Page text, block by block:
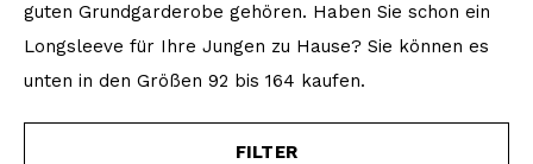
guten Grundgarderobe gehören. Haben Sie schon ein
Longsleeve für Ihre Jungen zu Hause? Sie können es
unten in den Größen 92 bis 164 kaufen.
FILTER